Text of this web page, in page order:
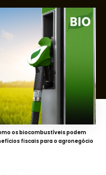
os biocombustíveis podem
fiscais para o agronegócio